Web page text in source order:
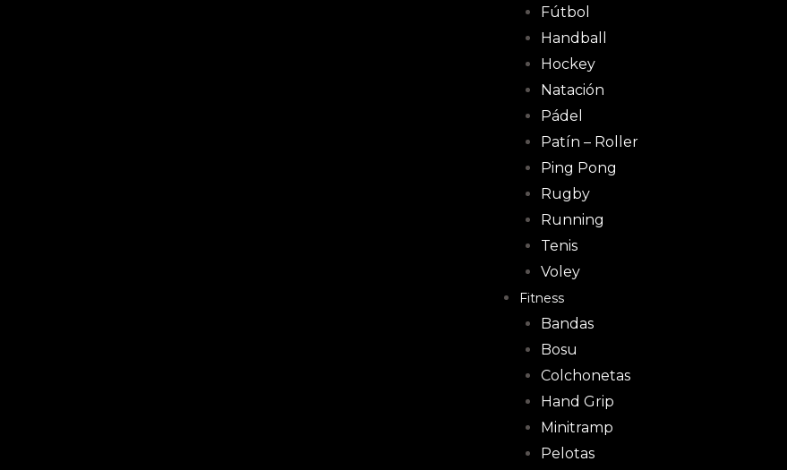
Fútbol
Handball
Hockey
Natación
Pádel
Patín – Roller
Ping Pong
Rugby
Running
Tenis
Voley
Fitness
Bandas
Bosu
Colchonetas
Hand Grip
Minitramp
Pelotas